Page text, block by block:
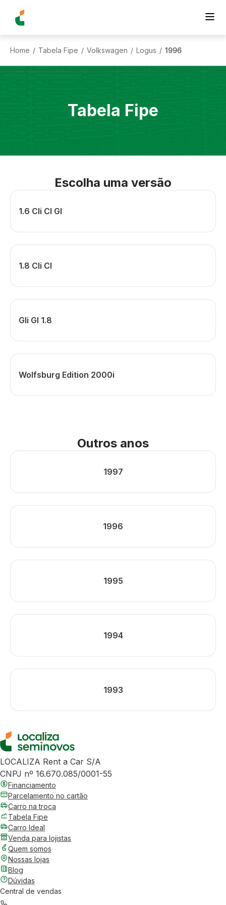
Home / Tabela Fipe / Volkswagen / Logus / 1996
Tabela Fipe
Escolha uma versão
1.6 Cli Cl Gl
1.8 Cli Cl
Gli Gl 1.8
Wolfsburg Edition 2000i
Outros anos
1997
1996
1995
1994
1993
LOCALIZA Rent a Car S/A
CNPJ nº 16.670.085/0001-55
Financiamento
Parcelamento no cartão
Carro na troca
Tabela Fipe
Carro Ideal
Venda para lojistas
Quem somos
Nossas lojas
Blog
Dúvidas
Central de vendas